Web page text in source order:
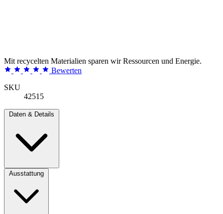
Mit recycelten Materialien sparen wir Ressourcen und Energie.
Bewerten
SKU
42515
Daten & Details
Ausstattung